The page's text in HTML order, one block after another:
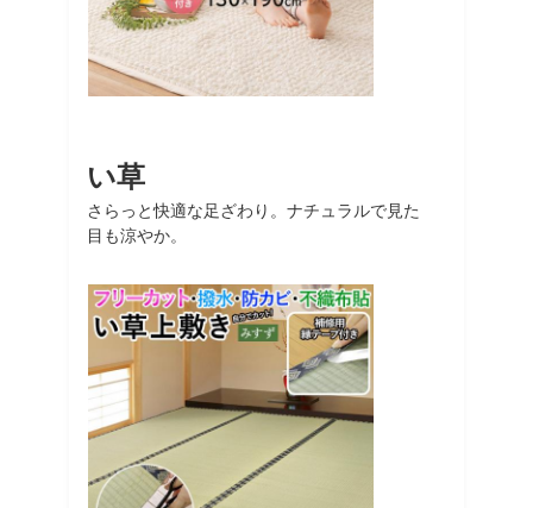
い草
さらっと快適な足ざわり。ナチュラルで見た
目も涼やか。